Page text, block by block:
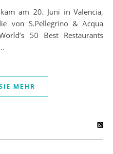
von S.Pellegrino & Acqua
50 Best Restaurants
MEHR